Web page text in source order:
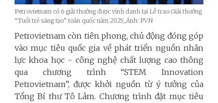
Petrovietnam có 6 giải thưởng được vinh danh tại Lễ trao Giải thưởng
“Tuổi trẻ sáng tạo” toàn quốc năm 2025_Ảnh: PVN
Petrovietnam còn tiên phong, chủ động đóng góp
vào mục tiêu quốc gia về phát triển nguồn nhân
lực khoa học - công nghệ chất lượng cao thông
qua chương trình “STEM Innovation
Petrovietnam”, được khởi nguồn từ ý tưởng của
Tổng Bí thư Tô Lâm. Chương trình đặt mục tiêu